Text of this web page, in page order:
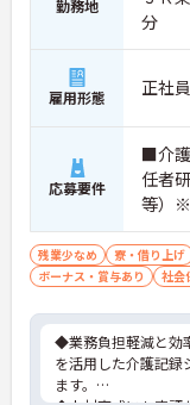
勤務地
分
雇用形態 正社
応募要件
■介
任者
等）
自動
（配
は夜
残業少なめ 寮・借り上げ
ボーナス・賞与あり
社会
◆業務負担軽減と効
を活用した介護記録
ます。